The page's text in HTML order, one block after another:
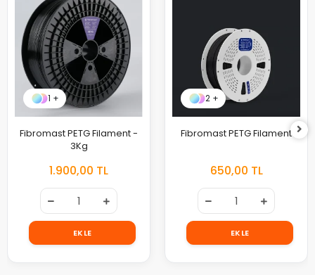
1 +
Fibromast PETG Filament -
3Kg
1.900,00 TL
EKLE
2 +
Fibromast PETG Filament
650,00 TL
EKLE